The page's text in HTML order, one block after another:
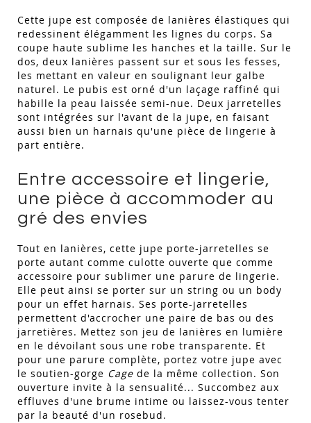
Cette jupe est composée de lanières élastiques qui
redessinent élégamment les lignes du corps. Sa
coupe haute sublime les hanches et la taille. Sur le
dos, deux lanières passent sur et sous les fesses,
les mettant en valeur en soulignant leur galbe
naturel. Le pubis est orné d'un laçage raffiné qui
habille la peau laissée semi-nue. Deux jarretelles
sont intégrées sur l'avant de la jupe, en faisant
aussi bien un harnais qu'une pièce de lingerie à
part entière.
Entre accessoire et lingerie,
une pièce à accommoder au
gré des envies
Tout en lanières, cette jupe porte-jarretelles se
porte autant comme culotte ouverte que comme
accessoire pour sublimer une parure de lingerie.
Elle peut ainsi se porter sur un string ou un body
pour un effet harnais. Ses porte-jarretelles
permettent d'accrocher une paire de bas ou des
jarretières. Mettez son jeu de lanières en lumière
en le dévoilant sous une robe transparente. Et
pour une parure complète, portez votre jupe avec
le soutien-gorge Cage de la même collection. Son
ouverture invite à la sensualité... Succombez aux
effluves d'une brume intime ou laissez-vous tenter
par la beauté d'un rosebud.